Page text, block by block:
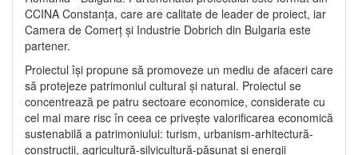
CCINA Constanța, care are calitate de leader de proiect, iar
Camera de Comerț și Industrie Dobrich din Bulgaria este
partener.
Proiectul își propune să promoveze un mediu de afaceri care
să protejeze patrimoniul cultural și natural. Proiectul se
concentrează pe patru sectoare economice, considerate cu
cel mai mare risc în ceea ce privește valorificarea economică
sustenabilă a patrimoniului: turism, urbanism-arhitectură-
construcții, agricultură-silvicultură-pășunat și energii